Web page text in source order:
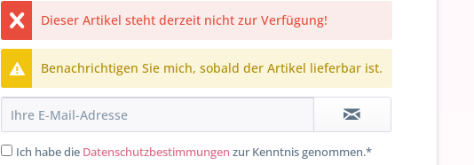
Dieser Artikel steht derzeit nicht zur Verfügung!
Benachrichtigen Sie mich, sobald der Artikel lieferbar ist.
Ich habe die Datenschutzbestimmungen zur Kenntnis genommen.*